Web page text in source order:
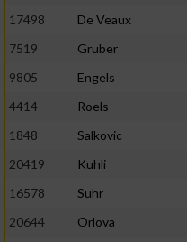
17498
De Veaux
7519
Gruber
9805
Engels
4414
Roels
1848
Salkovic
20419
Kuhli
16578
Suhr
20644
Orlova